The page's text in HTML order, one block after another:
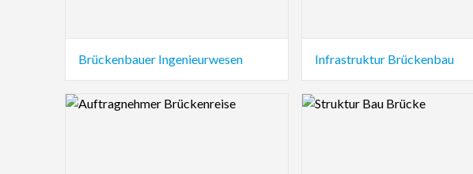
Brückenbauer Ingenieurwesen Infrastruktur Brückenbau
Logo Preview Image Logo Preview Image